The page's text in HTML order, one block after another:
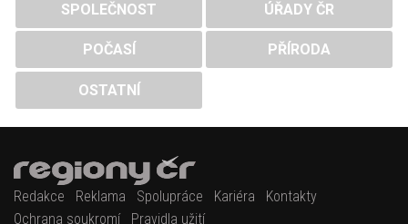
SPOLEČNOST ÚŘADY ČR
POČASÍ PŘÍRODA
OSTATNÍ
Redakce Reklama Spolupráce Kariéra
Kontakty
Ochrana soukromí
Pravidla užití